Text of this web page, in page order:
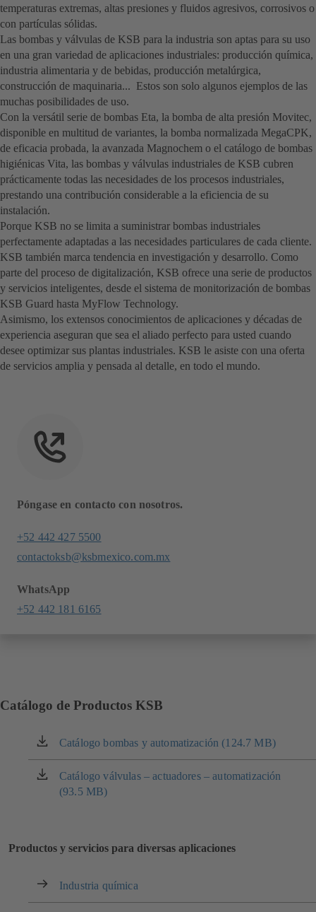
temperaturas extremas, altas presiones y fluidos agresivos, corrosivos o
con partículas sólidas.
Las bombas y válvulas de KSB para la industria son aptas para su uso
en una gran variedad de aplicaciones industriales: producción química,
industria alimentaria y de bebidas, producción metalúrgica,
construcción de maquinaria... Estos son solo algunos ejemplos de las
muchas posibilidades de uso.
Con la versátil serie de bombas Eta, la bomba de alta presión Movitec,
disponible en multitud de variantes, la bomba normalizada MegaCPK,
de eficacia probada, la avanzada Magnochem o el catálogo de bombas
higiénicas Vita, las bombas y válvulas industriales de KSB cubren
prácticamente todas las necesidades de los procesos industriales,
prestando una contribución considerable a la eficiencia de su
instalación.
Porque KSB no se limita a suministrar bombas industriales
perfectamente adaptadas a las necesidades particulares de cada cliente.
KSB también marca tendencia en investigación y desarrollo. Como
parte del proceso de digitalización, KSB ofrece una serie de productos
y servicios inteligentes, desde el sistema de monitorización de bombas
KSB Guard hasta MyFlow Technology.
Asimismo, los extensos conocimientos de aplicaciones y décadas de
experiencia aseguran que sea el aliado perfecto para usted cuando
desee optimizar sus plantas industriales. KSB le asiste con una oferta
de servicios amplia y pensada al detalle, en todo el mundo.
Póngase en contacto con nosotros.
+52 442 427 5500
contactoksb@ksbmexico.com.mx
WhatsApp
+52 442 181 6165
Catálogo de Productos KSB
Catálogo bombas y automatización (124.7 MB)
(se
abre
en
una
Catálogo válvulas – actuadores – automatización
(93.5 MB)
(se
abre
pestaña)
Productos y servicios para diversas aplicaciones
Industria química